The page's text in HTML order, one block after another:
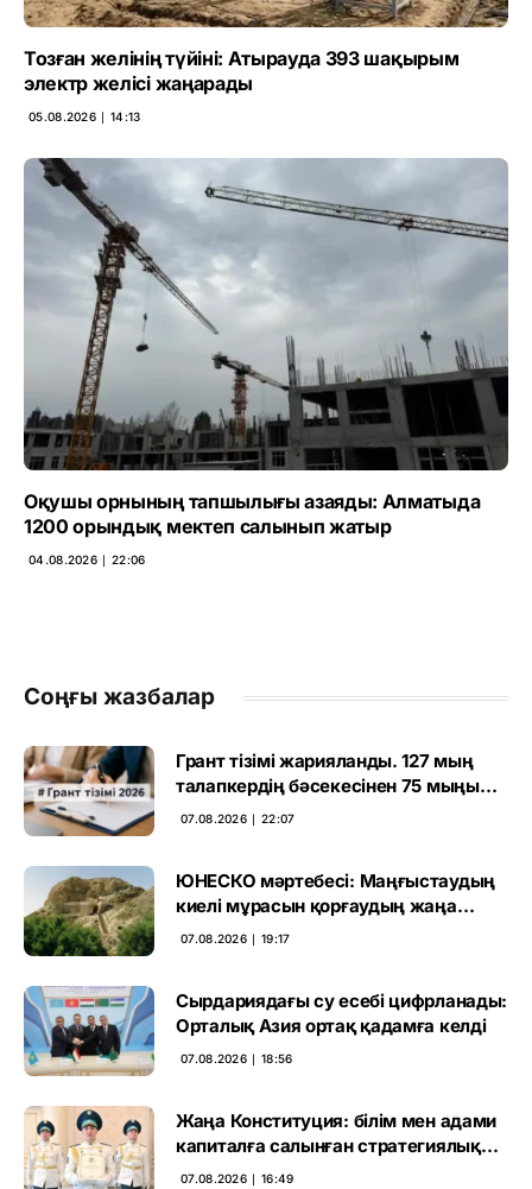
Тозған желінің түйіні: Атырауда 393 шақырым
электр желісі жаңарады
05.08.2026 ∣ 14:13
Оқушы орнының тапшылығы азаяды: Алматыда
1200 орындық мектеп салынып жатыр
04.08.2026 ∣ 22:06
Соңғы жазбалар
Грант тізімі жарияланды. 127 мың
талапкердің бәсекесінен 75 мыңы
өтті
07.08.2026 ∣ 22:07
ЮНЕСКО мәртебесі: Маңғыстаудың
киелі мұрасын қорғаудың жаңа
кезеңі басталды
07.08.2026 ∣ 19:17
Сырдариядағы су есебі цифрланады:
Орталық Азия ортақ қадамға келді
07.08.2026 ∣ 18:56
Жаңа Конституция: білім мен адами
капиталға салынған стратегиялық
негіз
07.08.2026 ∣ 16:49